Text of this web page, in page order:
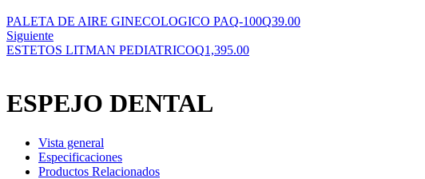
PALETA DE AIRE GINECOLOGICO PAQ-100Q39.00
Siguiente
ESTETOS LITMAN PEDIATRICOQ1,395.00
ESPEJO DENTAL
Vista general
Especificaciones
Productos Relacionados